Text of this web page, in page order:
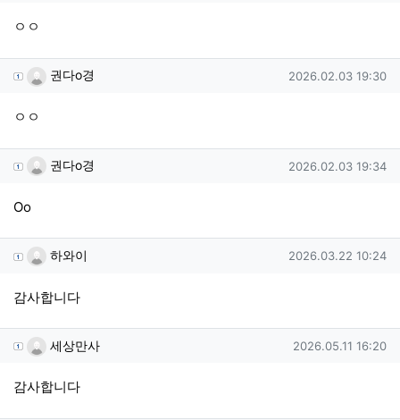
ㅇㅇ
권다o경님의 댓글
권다o경 작성일
2026.02.03 19:30
ㅇㅇ
권다o경님의 댓글
권다o경 작성일
2026.02.03 19:34
Oo
하와이님의 댓글
하와이 작성일
2026.03.22 10:24
감사합니다
세상만사님의 댓글
세상만사 작성일
2026.05.11 16:20
감사합니다